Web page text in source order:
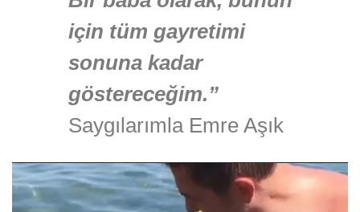
için tüm gayretimi
sonuna kadar
göstereceğim.”
Saygılarımla Emre Aşık